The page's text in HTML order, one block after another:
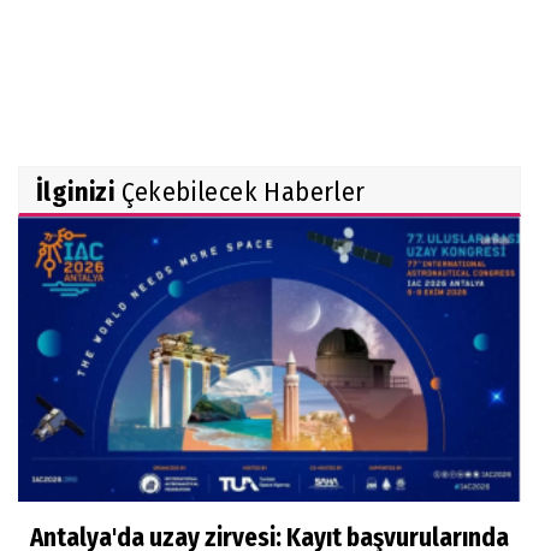
İlginizi Çekebilecek Haberler
Antalya'da uzay zirvesi: Kayıt başvurularında